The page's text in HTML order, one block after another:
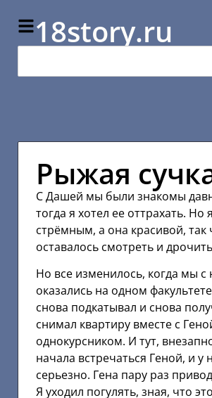
18story.ru
Рыжая
С Дашей мы были знакомы
тогда я хотел ее оттрахать. Но
стрёмным, а она красивой, так
оставалось смотреть и
Но все изменилось, когда мы с
оказались на одном
снова подкатывал и снова
снимал квартиру вместе с
однокурсником. И тут,
начала встречаться Геной, и у
серьезно. Гена пару раз
Я уходил погулять, зная, что